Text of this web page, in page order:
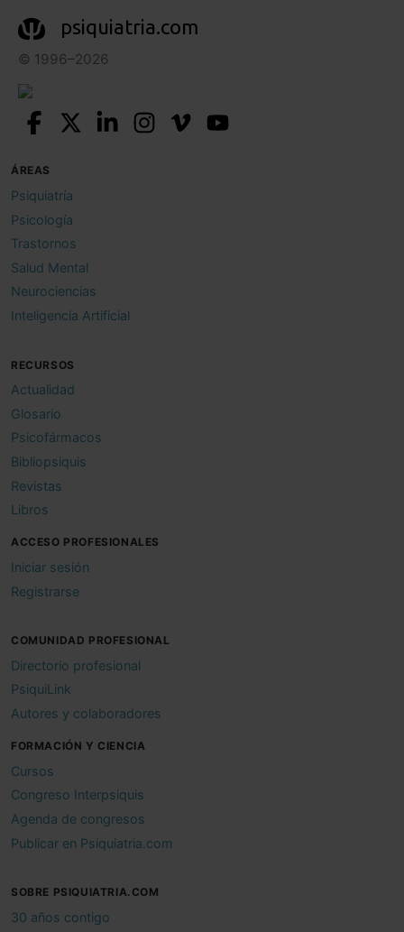
psiquiatria.com
© 1996–2026
ÁREAS
Psiquiatría
Psicología
Trastornos
Salud Mental
Neurociencias
Inteligencia Artificial
RECURSOS
Actualidad
Glosario
Psicofármacos
Bibliopsiquis
Revistas
Libros
ACCESO PROFESIONALES
Iniciar sesión
Registrarse
COMUNIDAD PROFESIONAL
Directorio profesional
PsiquiLink
Autores y colaboradores
FORMACIÓN Y CIENCIA
Cursos
Congreso Interpsiquis
Agenda de congresos
Publicar en Psiquiatria.com
SOBRE PSIQUIATRIA.COM
30 años contigo